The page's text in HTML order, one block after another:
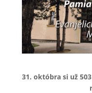
31. októbra si už